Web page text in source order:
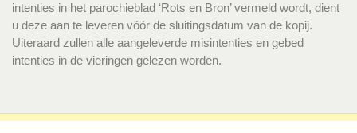
intenties in het parochieblad ‘Rots en Bron’ vermeld wordt, dient
u deze aan te leveren vóór de sluitingsdatum van de kopij.
Uiteraard zullen alle aangeleverde misintenties en gebed
intenties in de vieringen gelezen worden.